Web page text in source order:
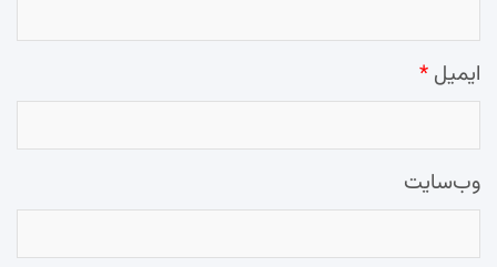
ایمیل *
وب‌سایت